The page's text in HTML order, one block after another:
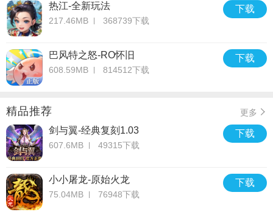
下载
热江-全新玩法
217.46MB 368739下载
下载
巴风特之怒-RO怀旧
608.59MB 814512下载
精品推荐 更多
下载
剑与翼-经典复刻1.03
607.6MB 49315下载
下载
小小屠龙-原始火龙
75.04MB 76948下载